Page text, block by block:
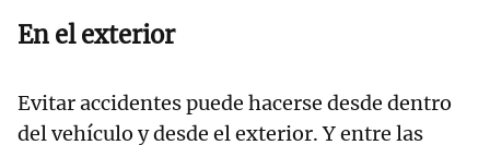
En el exterior
Evitar accidentes puede hacerse desde dentro
del vehículo y desde el exterior. Y entre las